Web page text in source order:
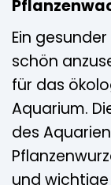
Ein
schön
für das
Aquarium.
des
und